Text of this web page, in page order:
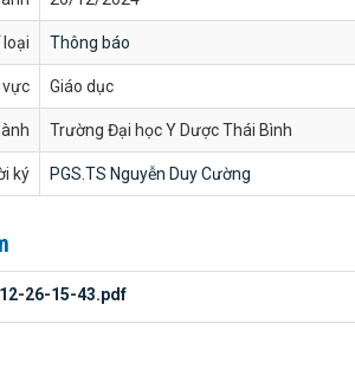
loại Thông báo
vực Giáo dục
Trường Đại học Y Dược Thái Bình
ký PGS.TS Nguyễn Duy Cường
26-15-43.pdf